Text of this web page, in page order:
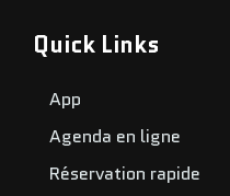
Quick Links
App
Agenda en ligne
Réservation rapide